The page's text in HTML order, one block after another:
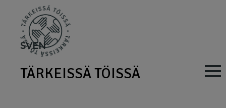
main
content
SVEN
TÄRKEISSÄ TÖISSÄ